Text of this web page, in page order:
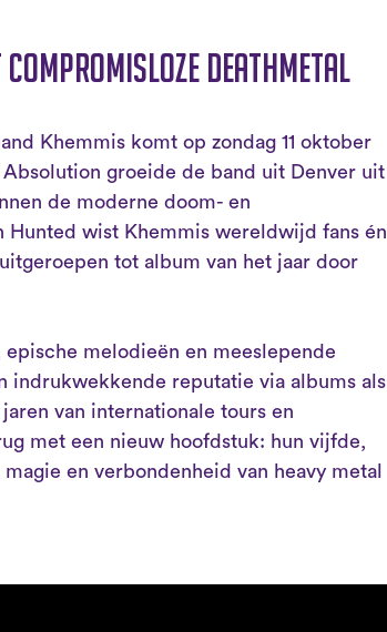
deathmetal
Khemmis komt op zondag 11 oktober
groeide de band uit Denver uit
de moderne doom- en
Hunted wist Khemmis wereldwijd fans én
tot album van het jaar door
melodieën en meeslepende
indrukwekkende reputatie via albums als
van internationale tours en
met een nieuw hoofdstuk: hun vijfde,
en verbondenheid van heavy metal